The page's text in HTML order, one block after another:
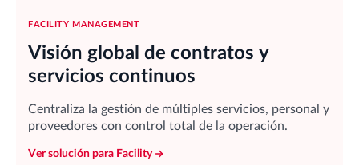
FACILITY MANAGEMENT
Visión global de contratos y
servicios continuos
Centraliza la gestión de múltiples servicios, personal y
proveedores con control total de la operación.
Ver solución para Facility